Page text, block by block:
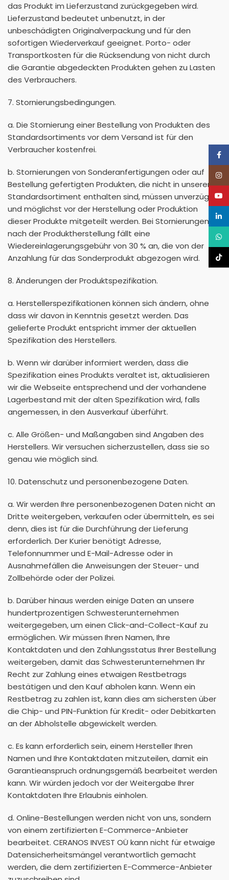
das Produkt im Lieferzustand zurückgegeben wird.
Lieferzustand bedeutet unbenutzt, in der
unbeschädigten Originalverpackung und für den
sofortigen Wiederverkauf geeignet. Porto- oder
Transportkosten für die Rücksendung von nicht durch
die Garantie abgedeckten Produkten gehen zu Lasten
des Verbrauchers.
7. Stornierungsbedingungen.
a. Die Stornierung einer Bestellung von Produkten des
Standardsortiments vor dem Versand ist für den
Verbraucher kostenfrei.
b. Stornierungen von Sonderanfertigungen oder auf
Bestellung gefertigten Produkten, die nicht in unserem
Standardsortiment enthalten sind, müssen unverzüglich
und möglichst vor der Herstellung oder Produktion
dieser Produkte mitgeteilt werden. Bei Stornierungen
nach der Produktherstellung fällt eine
Wiedereinlagerungsgebühr von 30 % an, die von der
Anzahlung für das Sonderprodukt abgezogen wird.
8. Änderungen der Produktspezifikation.
a. Herstellerspezifikationen können sich ändern, ohne
dass wir davon in Kenntnis gesetzt werden. Das
gelieferte Produkt entspricht immer der aktuellen
Spezifikation des Herstellers.
b. Wenn wir darüber informiert werden, dass die
Spezifikation eines Produkts veraltet ist, aktualisieren
wir die Webseite entsprechend und der vorhandene
Lagerbestand mit der alten Spezifikation wird, falls
angemessen, in den Ausverkauf überführt.
c. Alle Größen- und Maßangaben sind Angaben des
Herstellers. Wir versuchen sicherzustellen, dass sie so
genau wie möglich sind.
10. Datenschutz und personenbezogene Daten.
a. Wir werden Ihre personenbezogenen Daten nicht an
Dritte weitergeben, verkaufen oder übermitteln, es sei
denn, dies ist für die Durchführung der Lieferung
erforderlich. Der Kurier benötigt Adresse,
Telefonnummer und E-Mail-Adresse oder in
Ausnahmefällen die Anweisungen der Steuer- und
Zollbehörde oder der Polizei.
b. Darüber hinaus werden einige Daten an unsere
hundertprozentigen Schwesterunternehmen
weitergegeben, um einen Click-and-Collect-Kauf zu
ermöglichen. Wir müssen Ihren Namen, Ihre
Kontaktdaten und den Zahlungsstatus Ihrer Bestellung
weitergeben, damit das Schwesterunternehmen Ihr
Recht zur Zahlung eines etwaigen Restbetrags
bestätigen und den Kauf abholen kann. Wenn ein
Restbetrag zu zahlen ist, kann dies am sichersten über
die Chip- und PIN-Funktion für Kredit- oder Debitkarten
an der Abholstelle abgewickelt werden.
c. Es kann erforderlich sein, einem Hersteller Ihren
Namen und Ihre Kontaktdaten mitzuteilen, damit ein
Garantieanspruch ordnungsgemäß bearbeitet werden
kann. Wir würden jedoch vor der Weitergabe Ihrer
Kontaktdaten Ihre Erlaubnis einholen.
d. Online-Bestellungen werden nicht von uns, sondern
von einem zertifizierten E-Commerce-Anbieter
bearbeitet. CERANOS INVEST OÜ kann nicht für etwaige
Datensicherheitsmängel verantwortlich gemacht
werden, die dem zertifizierten E-Commerce-Anbieter